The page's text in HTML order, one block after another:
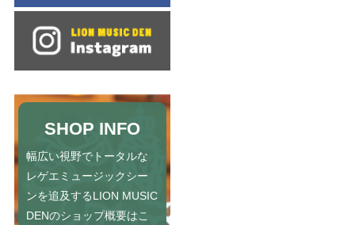
SHOP INFO
幅広い視野でトータルな
レゲエミュージックシー
ンを追及するLION MUSIC
DENのショップ概要はこ